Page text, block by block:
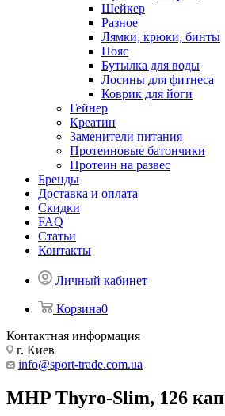
Шейкер
Разное
Лямки, крюки, бинты
Пояс
Бутылка для воды
Лосины для фитнеса
Коврик для йоги
Гейнер
Креатин
Заменители питания
Протеиновые батончики
Протеин на развес
Бренды
Доставка и оплата
Скидки
FAQ
Статьи
Контакты
Личный кабинет
Корзина0
Контактная информация
г. Киев
info@sport-trade.com.ua
MHP Thyro-Slim, 126 кап